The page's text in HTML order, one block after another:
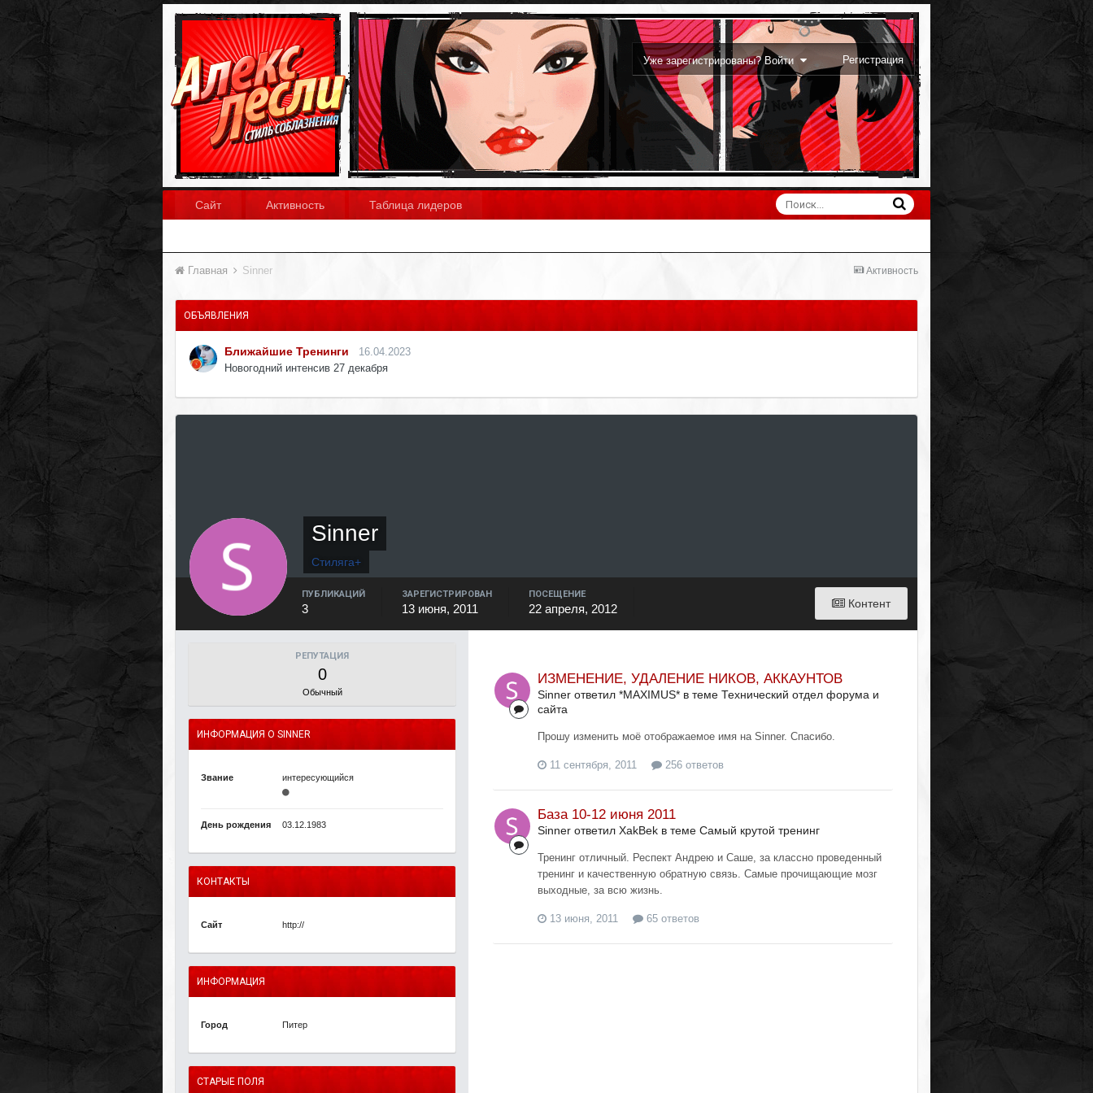
Уже зарегистрированы? Войти Регистрация
Сайт Активность Таблица лидеров
Активность
Главная Sinner
ОБЪЯВЛЕНИЯ
Ближайшие Тренинги
16.04.2023
Новогодний интенсив 27 декабря
Sinner
Стиляга+
Контент
ПУБЛИКАЦИЙ
3
ЗАРЕГИСТРИРОВАН
13 июня, 2011
ПОСЕЩЕНИЕ
22 апреля, 2012
РЕПУТАЦИЯ
0
Обычный
ИНФОРМАЦИЯ О SINNER
Звание интересующийся
День рождения 03.12.1983
КОНТАКТЫ
Сайт http://
ИНФОРМАЦИЯ
Город Питер
СТАРЫЕ ПОЛЯ
ИЗМЕНЕНИЕ, УДАЛЕНИЕ НИКОВ, АККАУНТОВ
Sinner ответил *MAXIMUS* в теме Технический отдел форума и
сайта
Прошу изменить моё отображаемое имя на Sinner. Спасибо.
11 сентября, 2011 256 ответов
База 10-12 июня 2011
Sinner ответил XakBek в теме Самый крутой тренинг
Тренинг отличный. Респект Андрею и Саше, за классно проведенный
тренинг и качественную обратную связь. Самые прочищающие мозг
выходные, за всю жизнь.
13 июня, 2011 65 ответов